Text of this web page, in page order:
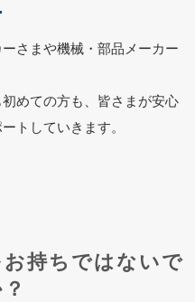
さまや機械・部品メーカー
めての方も、皆さまが安心
トしていきます。
持ちではないで